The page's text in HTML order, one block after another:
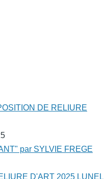
DE RELIURE
par SYLVIE FREGE
D'ART 2025 LUNEL